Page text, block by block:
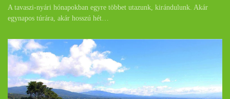
A tavaszi-nyári hónapokban egyre többet utazunk, kirándulunk. Akár
egynapos túrára, akár hosszú hét…